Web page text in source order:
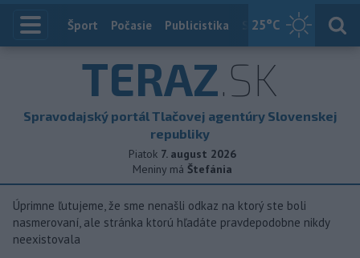
25°C
Index
Šport Počasie Publicistika Slovensko
TERAZ.SK
Spravodajský portál Tlačovej agentúry Slovenskej
republiky
Piatok 7. august 2026
Meniny má Štefánia
Úprimne ľutujeme, že sme nenašli odkaz na ktorý ste boli
nasmerovaní, ale stránka ktorú hľadáte pravdepodobne nikdy
neexistovala